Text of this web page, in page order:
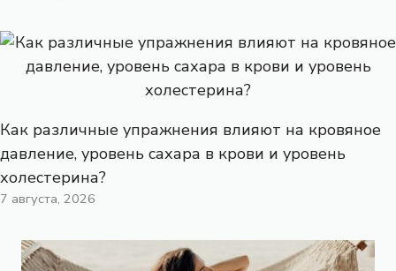
Как различные упражнения влияют на кровяное
давление, уровень сахара в крови и уровень
холестерина?
7 августа, 2026